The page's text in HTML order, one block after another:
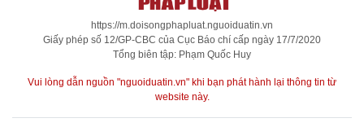
https://m.doisongphapluat.nguoiduatin.vn
Giấy phép số 12/GP-CBC của Cục Báo chí cấp ngày 17/7/2020
Tổng biên tập: Phạm Quốc Huy
Vui lòng dẫn nguồn "nguoiduatin.vn" khi bạn phát hành lại thông tin từ
website này.